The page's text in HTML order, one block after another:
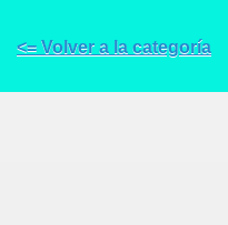
<= Volver a la categoría